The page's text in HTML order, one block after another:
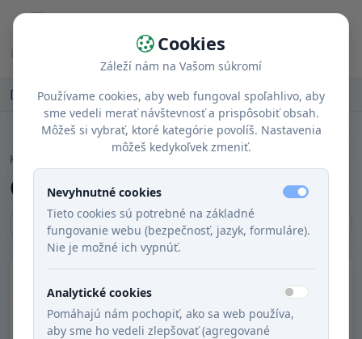
Domov Recepty Obsahuje mäso?
KATALÓG
Obsahuje mäso?
Počet položiek: 524
Hľadať
Cookies
Záleží nám na Vašom súkromí
Používame cookies, aby web fungoval spoľahlivo, aby
sme vedeli merať návštevnosť a prispôsobiť obsah.
Môžeš si vybrať, ktoré kategórie povolíš. Nastavenia
môžeš kedykoľvek zmeniť.
Nevyhnutné cookies
Tieto cookies sú potrebné na základné
fungovanie webu (bezpečnosť, jazyk, formuláre).
Nie je možné ich vypnúť.
Analytické cookies
Pomáhajú nám pochopiť, ako sa web používa,
aby sme ho vedeli zlepšovať (agregované